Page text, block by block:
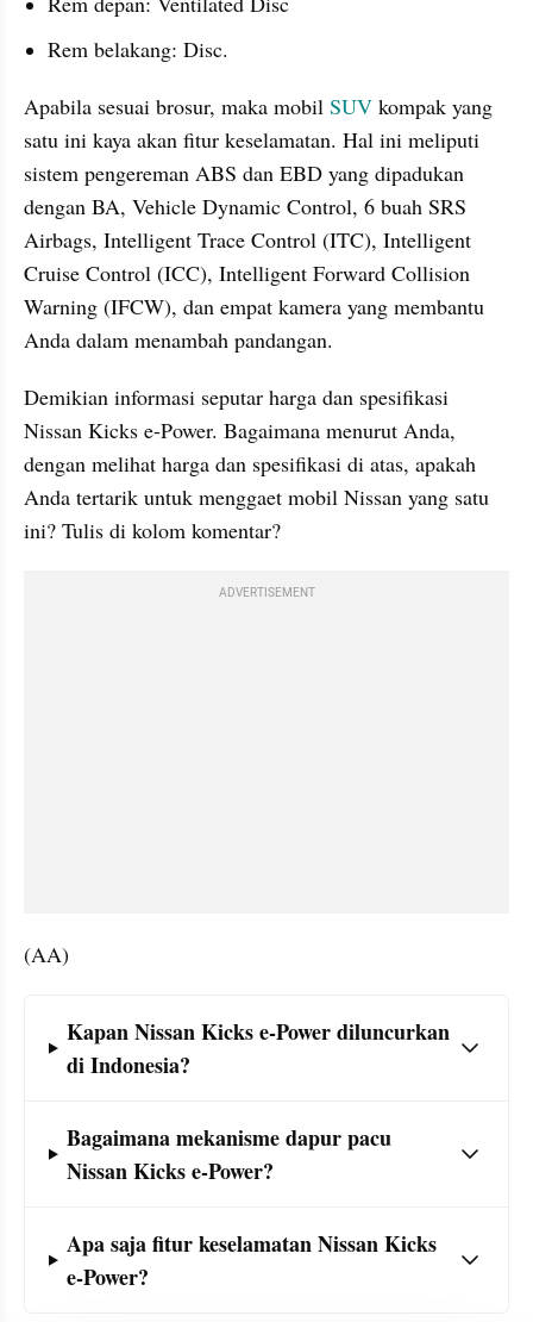
Rem belakang: Disc.
Apabila sesuai brosur, maka mobil SUV kompak yang
satu ini kaya akan fitur keselamatan. Hal ini meliputi
sistem pengereman ABS dan EBD yang dipadukan
dengan BA, Vehicle Dynamic Control, 6 buah SRS
Airbags, Intelligent Trace Control (ITC), Intelligent
Cruise Control (ICC), Intelligent Forward Collision
Warning (IFCW), dan empat kamera yang membantu
Anda dalam menambah pandangan.
Demikian informasi seputar harga dan spesifikasi
Nissan Kicks e-Power. Bagaimana menurut Anda,
dengan melihat harga dan spesifikasi di atas, apakah
Anda tertarik untuk menggaet mobil Nissan yang satu
ini? Tulis di kolom komentar?
ADVERTISEMENT
(AA)
Kapan Nissan Kicks e-Power diluncurkan
di Indonesia?
Bagaimana mekanisme dapur pacu
Nissan Kicks e-Power?
Apa saja fitur keselamatan Nissan Kicks
e-Power?